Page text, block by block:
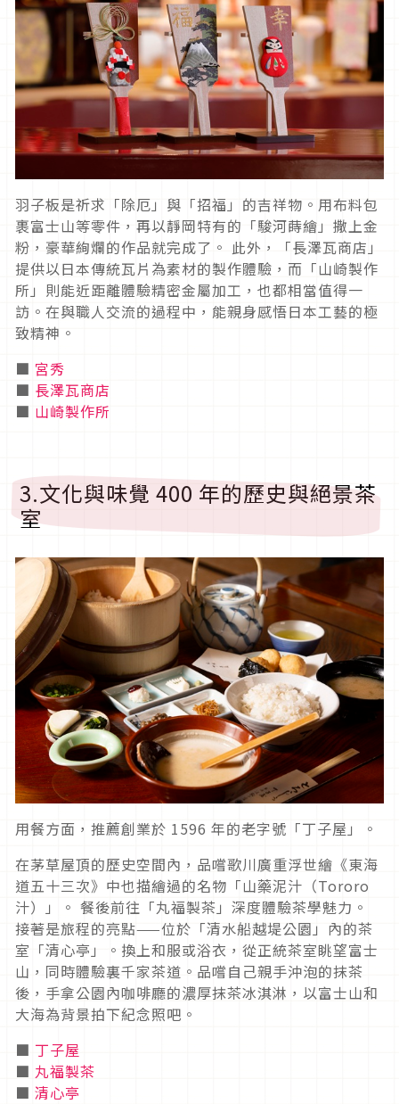
羽子板是祈求「除厄」與「招福」的吉祥物。用布料包
裹富士山等零件，再以靜岡特有的「駿河蒔繪」撒上金
粉，豪華絢爛的作品就完成了。 此外，「長澤瓦商店」
提供以日本傳統瓦片為素材的製作體驗，而「山崎製作
所」則能近距離體驗精密金屬加工，也都相當值得一
訪。在與職人交流的過程中，能親身感悟日本工藝的極
致精神。
■ 宮秀
■ 長澤瓦商店
■ 山崎製作所
3.文化與味覺 400 年的歷史與絕景茶
室
用餐方面，推薦創業於 1596 年的老字號「丁子屋」。
在茅草屋頂的歷史空間內，品嚐歌川廣重浮世繪《東海
道五十三次》中也描繪過的名物「山藥泥汁（Tororo
汁）」。 餐後前往「丸福製茶」深度體驗茶學魅力。
接著是旅程的亮點——位於「清水船越堤公園」內的茶
室「清心亭」。換上和服或浴衣，從正統茶室眺望富士
山，同時體驗裏千家茶道。品嚐自己親手沖泡的抹茶
後，手拿公園內咖啡廳的濃厚抹茶冰淇淋，以富士山和
大海為背景拍下紀念照吧。
■ 丁子屋
■ 丸福製茶
■ 清心亭